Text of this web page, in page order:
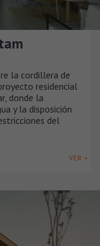
la cordillera de
residencial
donde la
y la disposición
del
VER +